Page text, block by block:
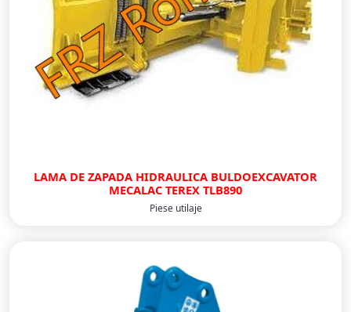
LAMA DE ZAPADA HIDRAULICA BULDOEXCAVATOR
MECALAC TEREX TLB890
Piese utilaje